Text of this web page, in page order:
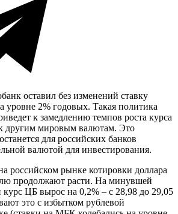
оставил без изменений ставку
уровне 2% годовых. Такая политика
к замедлению темпов роста курса
другим мировым валютам. Это
для российских банков
валютой для инвестирования.
российском рынке котировки доллара
продолжают расти. На минувшей
ЦБ вырос на 0,2% – с 28,98 до 29,05
это с избытком рублевой